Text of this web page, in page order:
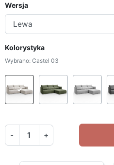
Wersja
Kolorystyka
Wybrano: Castel 03
Castel 03
- +